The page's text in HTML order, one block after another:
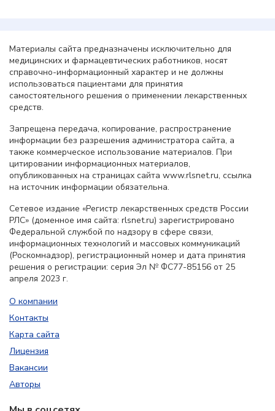
Материалы сайта предназначены исключительно для
медицинских и фармацевтических работников, носят
справочно-информационный характер и не должны
использоваться пациентами для принятия
самостоятельного решения о применении лекарственных
средств.
Запрещена передача, копирование, распространение
информации без разрешения администратора сайта, а
также коммерческое использование материалов. При
цитировании информационных материалов,
опубликованных на страницах сайта www.rlsnet.ru, ссылка
на источник информации обязательна.
Сетевое издание «Регистр лекарственных средств России
РЛС» (доменное имя сайта: rlsnet.ru) зарегистрировано
Федеральной службой по надзору в сфере связи,
информационных технологий и массовых коммуникаций
(Роскомнадзор), регистрационный номер и дата принятия
решения о регистрации: серия Эл № ФС77-85156 от 25
апреля 2023 г.
О компании
Контакты
Карта сайта
Лицензия
Вакансии
Авторы